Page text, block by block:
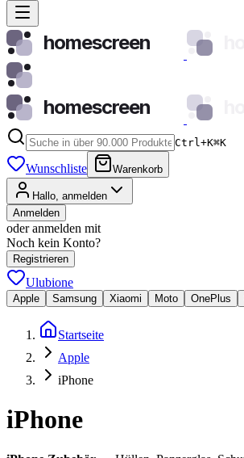
homescreen
homescreen
Ctrl+K⌘K
Wunschliste Warenkorb
Hallo, anmelden
Anmelden
oder anmelden mit
Noch kein Konto?
Registrieren
Ulubione
Apple Samsung Xiaomi Moto OnePlus
Startseite
Apple
iPhone
iPhone